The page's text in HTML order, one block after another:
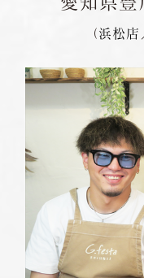
G.festaにつ
ベビーリング
デザイン事例
よくある質問
お店を探す
（浜松店
名古屋店
定休日
岡崎店
営業時間
定休日
三重店
営業時間
定休日